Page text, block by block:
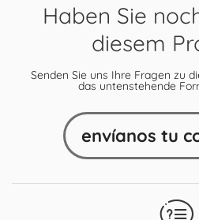
Haben Sie
diesem
Senden Sie uns Ihre Fragen zu
das untenstehende
envíanos tu